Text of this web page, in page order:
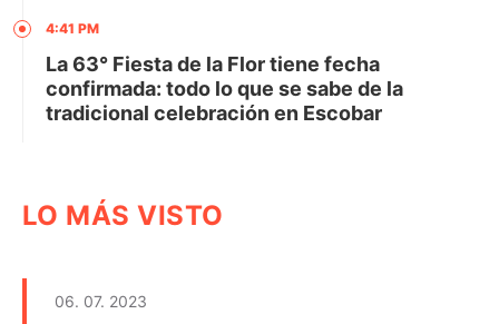
4:41 PM
La 63° Fiesta de la Flor tiene fecha
confirmada: todo lo que se sabe de la
tradicional celebración en Escobar
LO MÁS VISTO
06. 07. 2023